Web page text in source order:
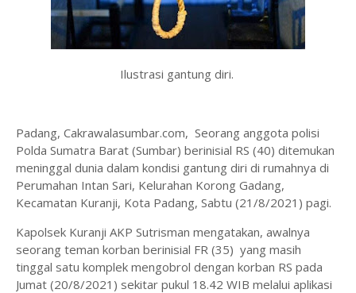
Ilustrasi gantung diri.
Padang, Cakrawalasumbar.com, Seorang anggota polisi
Polda Sumatra Barat (Sumbar) berinisial RS (40) ditemukan
meninggal dunia dalam kondisi gantung diri di rumahnya di
Perumahan Intan Sari, Kelurahan Korong Gadang,
Kecamatan Kuranji, Kota Padang, Sabtu (21/8/2021) pagi.
Kapolsek Kuranji AKP Sutrisman mengatakan, awalnya
seorang teman korban berinisial FR (35) yang masih
tinggal satu komplek mengobrol dengan korban RS pada
Jumat (20/8/2021) sekitar pukul 18.42 WIB melalui aplikasi